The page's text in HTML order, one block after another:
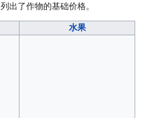
出了作物的基础价格。
水果